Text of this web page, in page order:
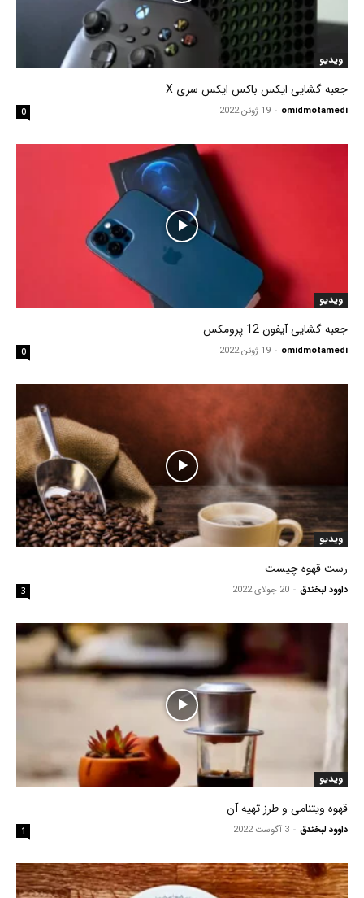
ویدیو
جعبه گشایی ایکس باکس ایکس سری X
omidmotamedi
- 19 ژوئن 2022 0
ویدیو
جعبه گشایی آیفون 12 پرومکس
omidmotamedi
- 19 ژوئن 2022 0
ویدیو
رست قهوه چیست
داوود لبخندق - 20 جولای 2022 3
ویدیو
قهوه ویتنامی و طرز تهیه آن
داوود لبخندق - 3 آگوست 2022 1